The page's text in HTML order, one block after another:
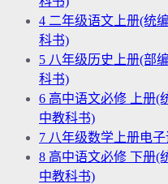
4 二年级语文上册(统
科书)
5 八年级历史上册(部
科书)
6 高中语文必修 上册(
中教科书)
7 八年级数学上册电
8 高中语文必修 下册(
中教科书)